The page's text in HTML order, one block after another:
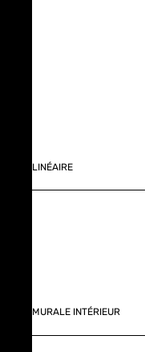
LINÉAIRE
MURALE INTÉRIEUR